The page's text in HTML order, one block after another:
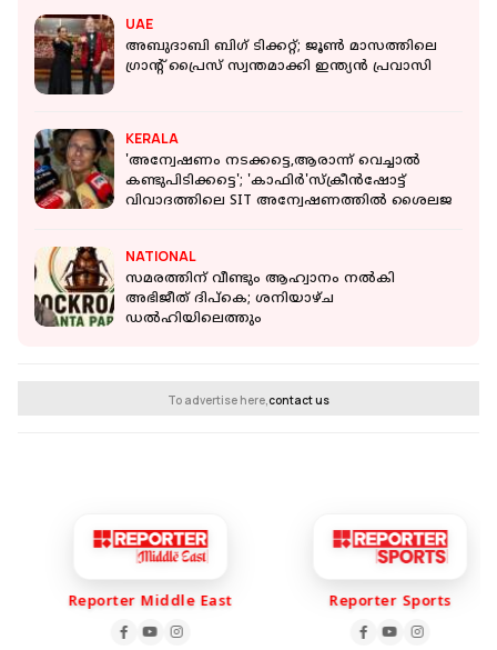
UAE
അബുദാബി ബി​ഗ് ടിക്കറ്റ്; ജൂൺ മാസത്തിലെ ​
ഗ്രാന്റ് പ്രൈസ് സ്വന്തമാക്കി ഇന്ത്യൻ പ്രവാസി
KERALA
'അന്വേഷണം നടക്കട്ടെ,ആരാന്ന് വെച്ചാൽ
കണ്ടുപിടിക്കട്ടെ'; 'കാഫിർ'സ്‌ക്രീൻഷോട്ട്
വിവാദത്തിലെ SIT അന്വേഷണത്തിൽ ശൈലജ
NATIONAL
സമരത്തിന് വീണ്ടും ആഹ്വാനം നൽകി
അഭിജീത് ദിപ്‌കെ; ശനിയാഴ്ച
ഡൽഹിയിലെത്തും
To advertise here,contact us
Reporter Middle East Reporter Sports